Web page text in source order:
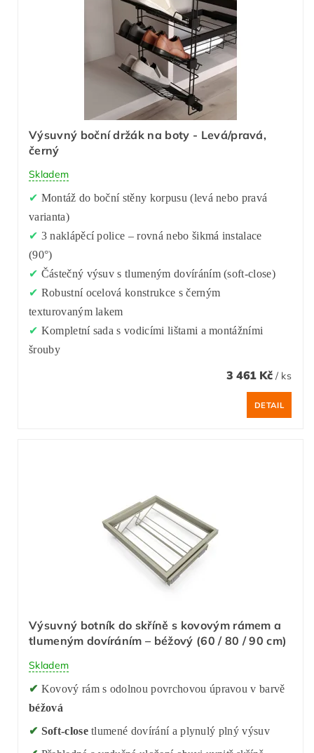
Výsuvný boční držák na boty - Levá/pravá,
černý
Skladem
✔ Montáž do boční stěny korpusu (levá nebo pravá
varianta)
✔ 3 naklápěcí police – rovná nebo šikmá instalace
(90°)
✔ Částečný výsuv s tlumeným dovíráním (soft-close)
✔ Robustní ocelová konstrukce s černým
texturovaným lakem
✔ Kompletní sada s vodicími lištami a montážními
šrouby
3 461 Kč / ks
DETAIL
Výsuvný botník do skříně s kovovým rámem a
tlumeným dovíráním – béžový (60 / 80 / 90 cm)
Skladem
✔ Kovový rám s odolnou povrchovou úpravou v barvě
béžová
✔ Soft-closetlumené dovírání a plynulý plný výsuv